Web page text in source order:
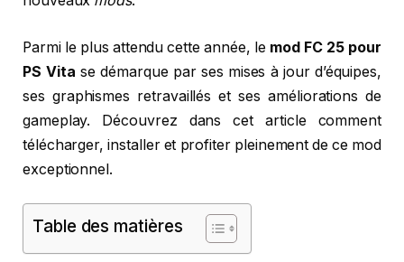
Parmi le plus attendu cette année, le mod FC 25 pour
PS Vita se démarque par ses mises à jour d’équipes,
ses graphismes retravaillés et ses améliorations de
gameplay. Découvrez dans cet article comment
télécharger, installer et profiter pleinement de ce mod
exceptionnel.
Table des matières